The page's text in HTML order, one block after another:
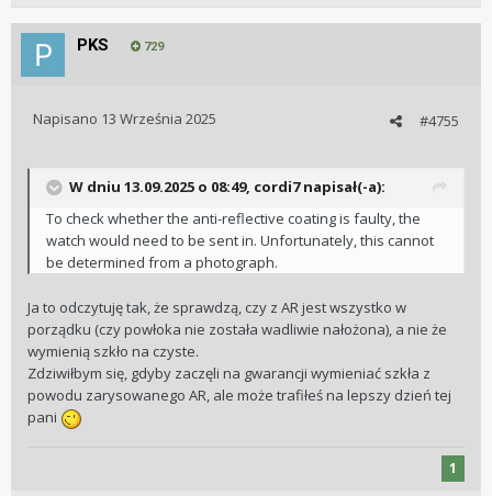
PKS 729
#4755
Napisano 13 Września 2025
W dniu 13.09.2025 o 08:49, cordi7napisał(-a):
To check whether the anti-reflective coating is faulty, the
watch would need to be sent in. Unfortunately, this cannot
be determined from a photograph.
Ja to odczytuję tak, że sprawdzą, czy z AR jest wszystko w
porządku (czy powłoka nie została wadliwie nałożona), a nie że
wymienią szkło na czyste.
Zdziwiłbym się, gdyby zaczęli na gwarancji wymieniać szkła z
powodu zarysowanego AR, ale może trafiłeś na lepszy dzień tej
pani
1